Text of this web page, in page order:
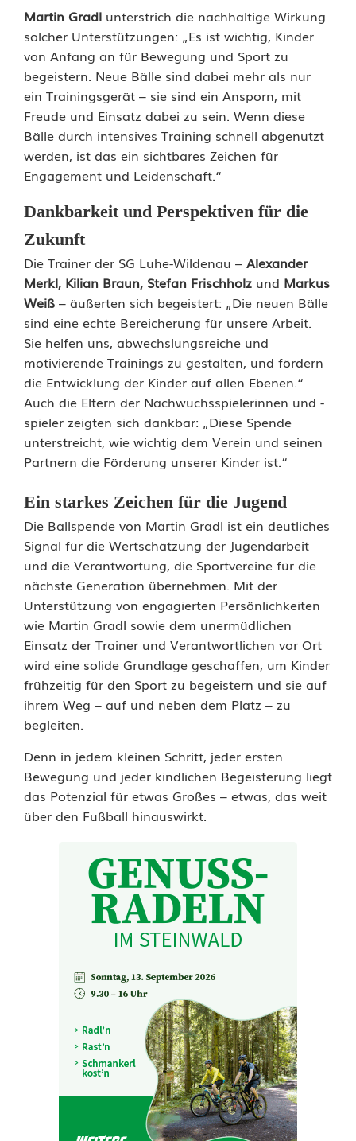
ß
e
n
z
u
g
o
ß
e
n
Z
i
e
l
e
n
:
W
i
e
e
i
n
B
a
Martin Gradl unterstrich die nachhaltige Wirkung
solcher Unterstützungen: „Es ist wichtig, Kinder
von Anfang an für Bewegung und Sport zu
begeistern. Neue Bälle sind dabei mehr als nur
ein Trainingsgerät – sie sind ein Ansporn, mit
Freude und Einsatz dabei zu sein. Wenn diese
Bälle durch intensives Training schnell abgenutzt
werden, ist das ein sichtbares Zeichen für
Engagement und Leidenschaft.“
Dankbarkeit und Perspektiven für die
Zukunft
Die Trainer der SG Luhe-Wildenau – Alexander
Merkl, Kilian Braun, Stefan Frischholz und Markus
Weiß – äußerten sich begeistert: „Die neuen Bälle
sind eine echte Bereicherung für unsere Arbeit.
Sie helfen uns, abwechslungsreiche und
motivierende Trainings zu gestalten, und fördern
die Entwicklung der Kinder auf allen Ebenen.“
Auch die Eltern der Nachwuchsspielerinnen und -
spieler zeigten sich dankbar: „Diese Spende
unterstreicht, wie wichtig dem Verein und seinen
Partnern die Förderung unserer Kinder ist.“
Ein starkes Zeichen für die Jugend
Die Ballspende von Martin Gradl ist ein deutliches
Signal für die Wertschätzung der Jugendarbeit
und die Verantwortung, die Sportvereine für die
nächste Generation übernehmen. Mit der
Unterstützung von engagierten Persönlichkeiten
wie Martin Gradl sowie dem unermüdlichen
Einsatz der Trainer und Verantwortlichen vor Ort
wird eine solide Grundlage geschaffen, um Kinder
frühzeitig für den Sport zu begeistern und sie auf
ihrem Weg – auf und neben dem Platz – zu
begleiten.
Denn in jedem kleinen Schritt, jeder ersten
Bewegung und jeder kindlichen Begeisterung liegt
das Potenzial für etwas Großes – etwas, das weit
über den Fußball hinauswirkt.